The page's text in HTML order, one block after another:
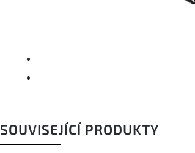
SOUVISEJÍCÍ PRODUKTY